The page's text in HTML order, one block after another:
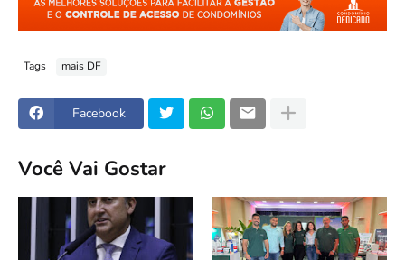
Tags mais DF
Facebook
Você Vai Gostar